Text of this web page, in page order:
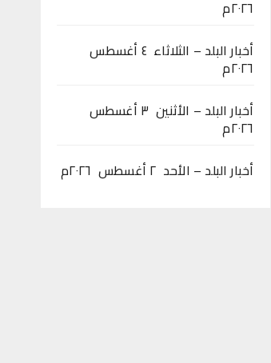
٢٠٢٦م
أخبار البلد – الثلاثاء ٤ أغسطس
٢٠٢٦م
أخبار البلد – الأثنين ٣ أغسطس
٢٠٢٦م
أخبار البلد – الأحد ٢ أغسطس ٢٠٢٦م